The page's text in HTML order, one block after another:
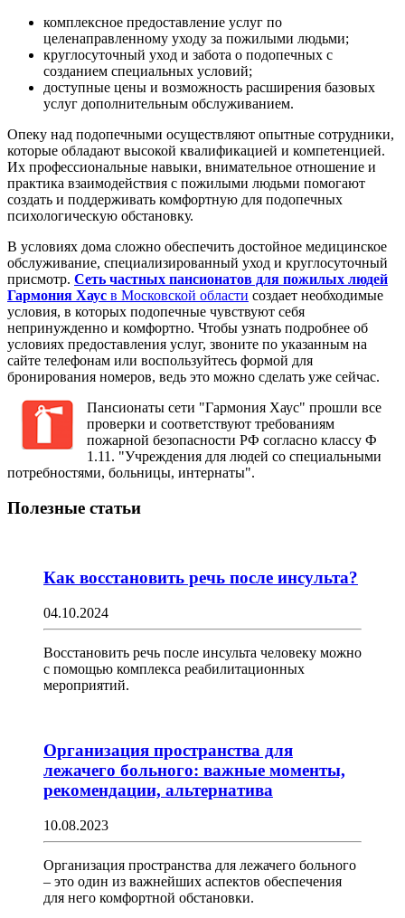
комплексное предоставление услуг по
целенаправленному уходу за пожилыми людьми;
круглосуточный уход и забота о подопечных с
созданием специальных условий;
доступные цены и возможность расширения базовых
услуг дополнительным обслуживанием.
Опеку над подопечными осуществляют опытные сотрудники,
которые обладают высокой квалификацией и компетенцией.
Их профессиональные навыки, внимательное отношение и
практика взаимодействия с пожилыми людьми помогают
создать и поддерживать комфортную для подопечных
психологическую обстановку.
В условиях дома сложно обеспечить достойное медицинское
обслуживание, специализированный уход и круглосуточный
присмотр. Сеть частных пансионатов для пожилых людей
Гармония Хаус в Московской области создает необходимые
условия, в которых подопечные чувствуют себя
непринужденно и комфортно. Чтобы узнать подробнее об
условиях предоставления услуг, звоните по указанным на
сайте телефонам или воспользуйтесь формой для
бронирования номеров, ведь это можно сделать уже сейчас.
Пансионаты сети "Гармония Хаус" прошли все
проверки и соответствуют требованиям
пожарной безопасности РФ согласно классу Ф
1.11. "Учреждения для людей со специальными
потребностями, больницы, интернаты".
Полезные статьи
Как восстановить речь после инсульта?
04.10.2024
Восстановить речь после инсульта человеку можно
с помощью комплекса реабилитационных
мероприятий.
Организация пространства для
лежачего больного: важные моменты,
рекомендации, альтернатива
10.08.2023
Организация пространства для лежачего больного
– это один из важнейших аспектов обеспечения
для него комфортной обстановки.